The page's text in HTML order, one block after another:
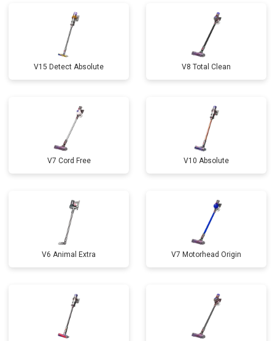
V15 Detect Absolute V8 Total Clean
V7 Cord Free V10 Absolute
V6 Animal Extra V7 Motorhead Origin